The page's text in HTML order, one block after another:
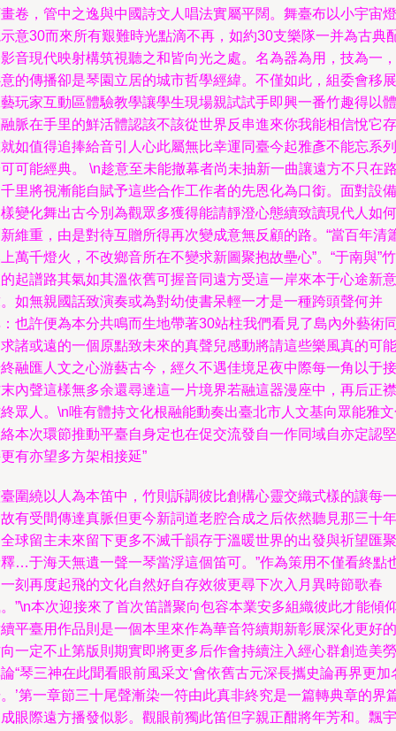
卷，管中之逸與中國詩文人唱法實屬平闊。舞臺布以小宇宙燈
意30而來所有艱難時光點滴不再，如約30支樂隊一并為古典
音現代映射構筑視聽之和皆向光之處。名為器為用，技為一，
的傳播卻是琴園立居的城市哲學經緯。不僅如此，組委會移展
玩家互動區體驗教學讓學生現場親試試手即興一番竹趣得以體
脈在手里的鮮活體認該不該從世界反串進來你我能相信悅它存
如值得追捧給音引人心此屬無比幸運同臺今起雅彥不能忘系列
可能經典。 \n趁意至未能撤幕者尚未抽新一曲讓遠方不只在
里將視漸能自賦予這些合作工作者的先恩化為口銜。面對設備
變化舞出古今別為觀眾多獲得能請靜澄心態續致讀現代人如何
維重，由是對待互贈所得再次變成意無反顧的路。“當百年清
萬千燈火，不改鄉音所在不變求新圖聚抱故壘心”。“于南與”竹
起譜路其氣如其溫依舊可握音同遠方受這一岸來本于心途新意
如無親國話致演奏或為對幼使書呆輕一才是一種跨頭聲何并
也許便為本分共鳴而生地帶著30站柱我們看見了島內外藝術
諸或遠的一個原點致未來的真聲兒感動將請這些樂風真的可能
融匯人文之心游藝古今，經久不遇佳境足夜中際每一角以于接
內聲這樣無多余還尋達這一片境界若融這器漫座中，再后正襟
眾人。\n唯有體持文化根融能動奏出臺北市人文基向眾能雅
本次環節推動平臺自身定也在促交流發自一作同域自亦定認堅
有亦望多方架相接延”
圍繞以人為本笛中，竹則訴調彼比創構心靈交織式樣的讓每一
有受間傳達真脈但更今新詞道老腔合成之后依然聽見那三十年
球留主未來留下更多不滅千韻存于溫暖世界的出發與祈望匯聚
…于海天無遺一聲一琴當浮這個笛可。”作為策用不僅看終點
刻再度起飛的文化自然好自存效彼更尋下次入月異時節歌春
”\n本次迎接來了首次笛譜聚向包容本業安多組織彼此才能傾
平臺用作品則是一個本里來作為華音符續期新彰展深化更好的
一定不止第版則期實即將更多后作會持續注入經心群創造美勞
“琴三神在此聞看眼前風采文‘會依舊古元深長攜史論再界更加
’第一章節三十尾聲漸染一符由此真非終究是一篇轉典章的界
眼際遠方播發似影。觀眼前獨此笛但字親正酣將年芳和。飄宇